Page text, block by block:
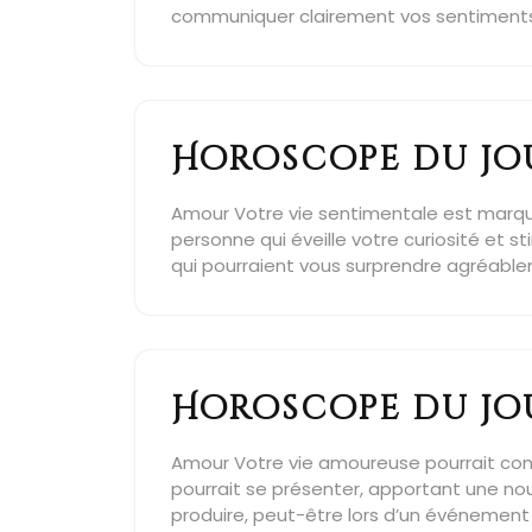
communiquer clairement vos
Horoscope du
Amour Votre vie sentimentale est
personne qui éveille votre curiosité et
qui pourraient vous surprendre
Horoscope du
Amour Votre vie amoureuse pourrait
pourrait se présenter, apportant une
produire, peut-être lors d’un